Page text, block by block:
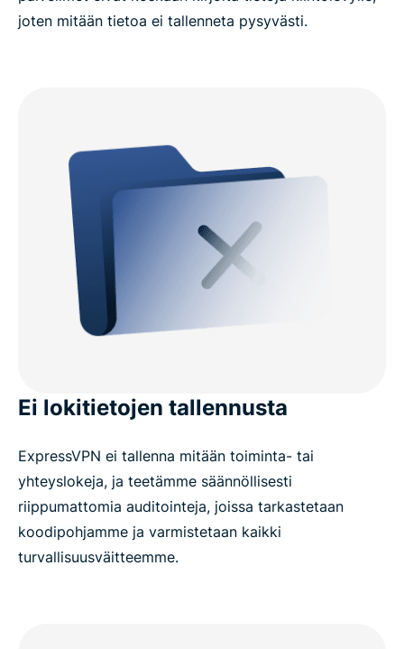
joten mitään tietoa ei tallenneta pysyvästi.
Ei lokitietojen tallennusta
ExpressVPN ei tallenna mitään toiminta- tai
yhteyslokeja, ja teetämme säännöllisesti
riippumattomia auditointeja, joissa tarkastetaan
koodipohjamme ja varmistetaan kaikki
turvallisuusväitteemme.